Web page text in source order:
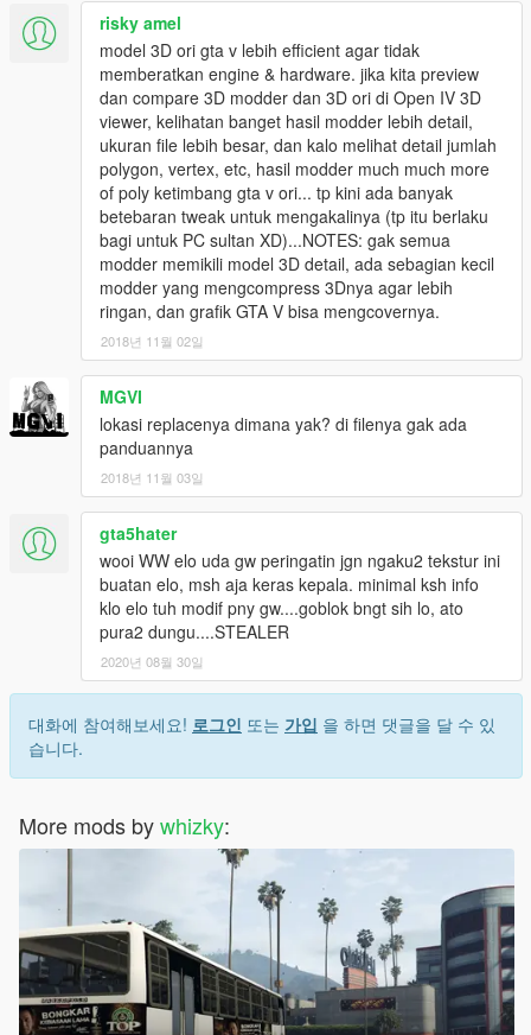
risky amel
model 3D ori gta v lebih efficient agar tidak
memberatkan engine & hardware. jika kita preview
dan compare 3D modder dan 3D ori di Open IV 3D
viewer, kelihatan banget hasil modder lebih detail,
ukuran file lebih besar, dan kalo melihat detail jumlah
polygon, vertex, etc, hasil modder much much more
of poly ketimbang gta v ori... tp kini ada banyak
betebaran tweak untuk mengakalinya (tp itu berlaku
bagi untuk PC sultan XD)...NOTES: gak semua
modder memikili model 3D detail, ada sebagian kecil
modder yang mengcompress 3Dnya agar lebih
ringan, dan grafik GTA V bisa mengcovernya.
2018년 11월 02일
MGVI
lokasi replacenya dimana yak? di filenya gak ada
panduannya
2018년 11월 03일
gta5hater
wooi WW elo uda gw peringatin jgn ngaku2 tekstur ini
buatan elo, msh aja keras kepala. minimal ksh info
klo elo tuh modif pny gw....goblok bngt sih lo, ato
pura2 dungu....STEALER
2020년 08월 30일
대화에 참여해보세요! 로그인 또는 가입 을 하면 댓글을 달 수 있
습니다.
More mods bywhizky: